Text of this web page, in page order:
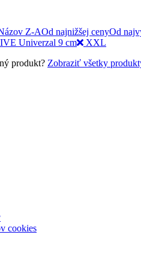
Z-AOd najnižšej cenyOd
Univerzal 9 cm
XXL
produkt? Zobraziť všetky
cookies